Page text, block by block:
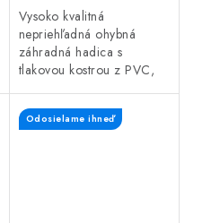
Vysoko kvalitná
nepriehľadná ohybná
záhradná hadica s
tlakovou kostrou z PVC,
všeobecné použitie (napr.
v poľnohospodárstve a
Odosielame ihneď